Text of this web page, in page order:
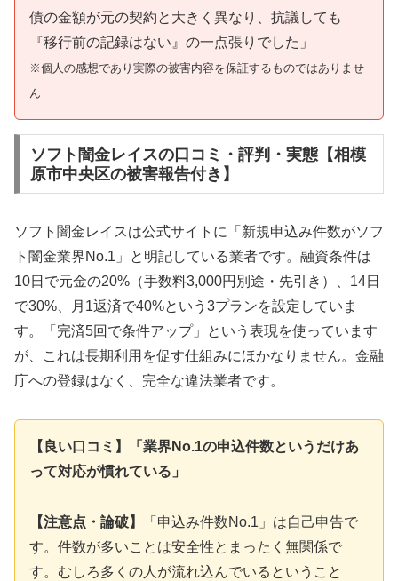
債の金額が元の契約と大きく異なり、抗議しても
『移行前の記録はない』の一点張りでした」
※個人の感想であり実際の被害内容を保証するものではありませ
ん
ソフト闇金レイスの口コミ・評判・実態【相模
原市中央区の被害報告付き】
ソフト闇金レイスは公式サイトに「新規申込み件数がソフ
ト闇金業界No.1」と明記している業者です。融資条件は
10日で元金の20%（手数料3,000円別途・先引き）、14日
で30%、月1返済で40%という3プランを設定していま
す。「完済5回で条件アップ」という表現を使っています
が、これは長期利用を促す仕組みにほかなりません。金融
庁への登録はなく、完全な違法業者です。
【良い口コミ】「業界No.1の申込件数というだけあ
って対応が慣れている」
【注意点・論破】
「申込み件数No.1」は自己申告で
す。件数が多いことは安全性とまったく無関係で
す。むしろ多くの人が流れ込んでいるということ